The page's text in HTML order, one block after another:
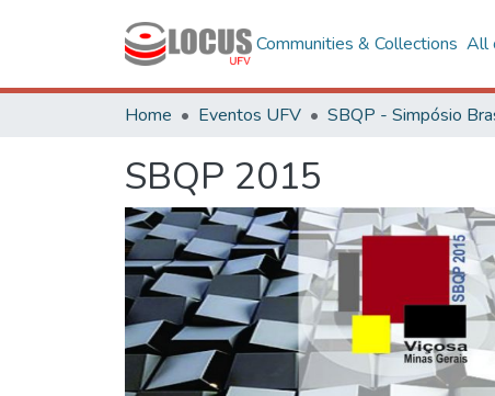
Communities & Collections All
Home Eventos UFV
SBQP 2015